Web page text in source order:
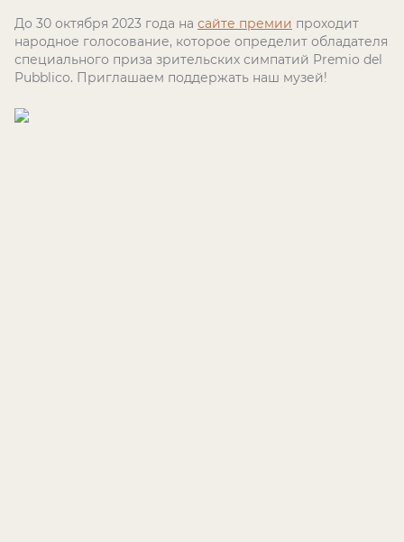
До 30 октября 2023 года на сайте премии проходит
народное голосование, которое определит обладателя
специального приза зрительских симпатий Premio del
Pubblico. Приглашаем поддержать наш музей!